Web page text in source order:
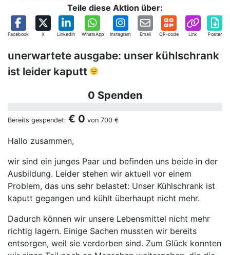
Teile diese Aktion über:
Facebook X Linkedin WhatsApp Instagram Email QR-code Link Poster
unerwartete ausgabe: unser kühlschrank
ist leider kaputt
0 Spenden
Bereits gespendet: € 0 von 700 €
Hallo zusammen,
wir sind ein junges Paar und befinden uns beide in der
Ausbildung. Leider stehen wir aktuell vor einem
Problem, das uns sehr belastet: Unser Kühlschrank ist
kaputt gegangen und kühlt überhaupt nicht mehr.
Dadurch können wir unsere Lebensmittel nicht mehr
richtig lagern. Einige Sachen mussten wir bereits
entsorgen, weil sie verdorben sind. Zum Glück konnten